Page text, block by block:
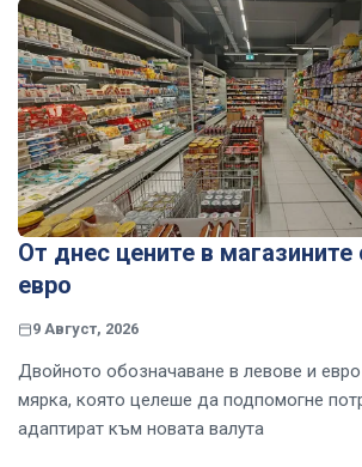
От днес цените в магазините
евро
9 Август, 2026
Двойното обозначаване в левове и
мярка, която целеше да подпомогне
адаптират към новата валута